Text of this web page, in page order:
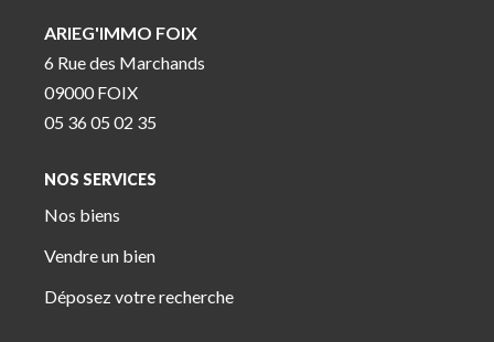
ARIEG'IMMO FOIX
6 Rue des Marchands
09000 FOIX
05 36 05 02 35
NOS SERVICES
Nos biens
Vendre un bien
Déposez votre recherche